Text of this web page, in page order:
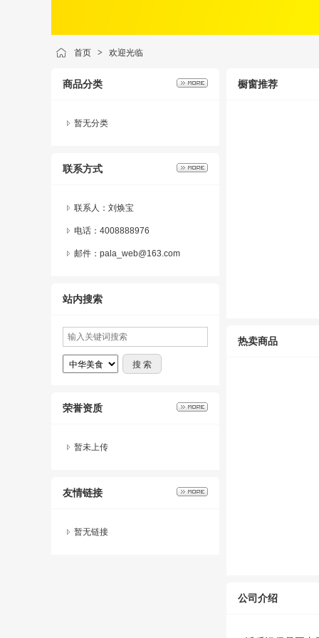
首页 > 欢迎光临
商品分类
暂无分类
联系方式
联系人：刘焕宝
电话：4008888976
邮件：pala_web@163.com
站内搜索
荣誉资质
暂未上传
友情链接
暂无链接
橱窗推荐
热卖商品
公司介绍